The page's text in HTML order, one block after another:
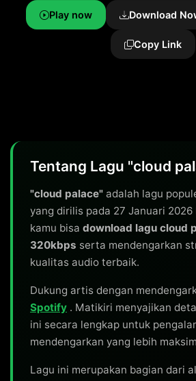
Play now Download
Copy Link
Tentang Lagu "cloud
"cloud palace" adalah lagu
yang dirilis pada 27 Januari 2026
kamu bisa download lagu cloud
320kbps serta mendengarkan
kualitas audio terbaik.
Dukung artis dengan
Spotify . Matikiri menyajikan
ini secara lengkap untuk
mendengarkan yang lebih
Lagu ini merupakan bagian dari